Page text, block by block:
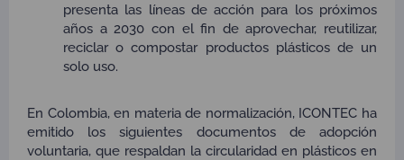
presenta las líneas de acción para los próximos
años a 2030 con el fin de aprovechar, reutilizar,
reciclar o compostar productos plásticos de un
solo uso.
En Colombia, en materia de normalización, ICONTEC ha
emitido los siguientes documentos de adopción
voluntaria, que respaldan la circularidad en plásticos en